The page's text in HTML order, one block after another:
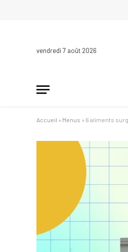
vendredi 7 août 2026
Accueil » Menus » 6 aliments